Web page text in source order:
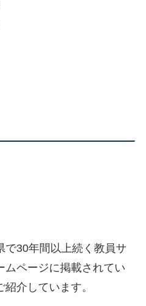
で30年間以上続く教員サ
ムページに掲載されてい
介しています。